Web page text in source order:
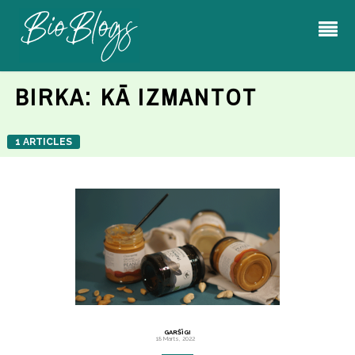
BIRKA: KĀ IZMANTOT
1 ARTICLES
GARŠĪGI
18 Marts, 2022